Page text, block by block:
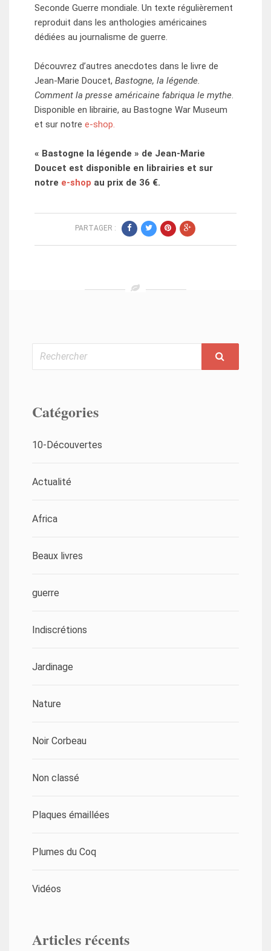
Seconde Guerre mondiale. Un texte régulièrement
reproduit dans les anthologies américaines
dédiées au journalisme de guerre.
Découvrez d’autres anecdotes dans le livre de
Jean-Marie Doucet, Bastogne, la légende.
Comment la presse américaine fabriqua le mythe.
Disponible en librairie, au Bastogne War Museum
et sur notre e-shop.
« Bastogne la légende » de Jean-Marie
Doucet est disponible en librairies et sur
notre e-shop au prix de 36 €.
PARTAGER :
Rechercher
Catégories
10-Découvertes
Actualité
Africa
Beaux livres
guerre
Indiscrétions
Jardinage
Nature
Noir Corbeau
Non classé
Plaques émaillées
Plumes du Coq
Vidéos
Articles récents